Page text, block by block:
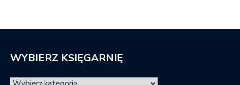
WYBIERZ KSIĘGARNIĘ